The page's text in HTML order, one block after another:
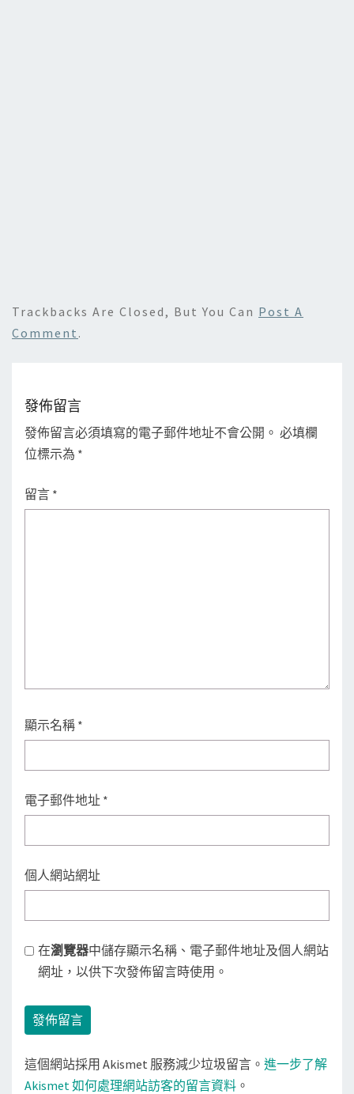
Trackbacks Are Closed, But You Can Post A
Comment .
發佈留言
發佈留言必須填寫的電子郵件地址不會公開。 必填欄
位標示為 *
留言 *
顯示名稱 *
電子郵件地址 *
個人網站網址
在瀏覽器中儲存顯示名稱、電子郵件地址及個人網站
網址，以供下次發佈留言時使用。
這個網站採用 Akismet 服務減少垃圾留言。 進一步了解
Akismet 如何處理網站訪客的留言資料 。